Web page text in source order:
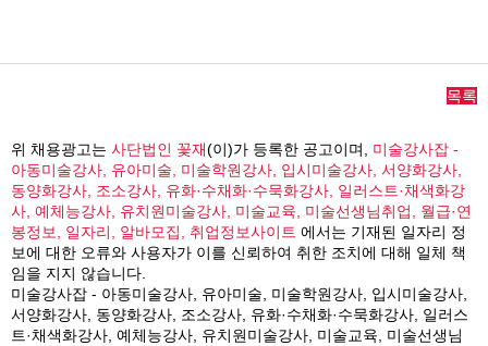
목록
위 채용광고는 사단법인 꽃재(이)가 등록한 공고이며, 미술강사잡 -
아동미술강사, 유아미술, 미술학원강사, 입시미술강사, 서양화강사,
동양화강사, 조소강사, 유화·수채화·수묵화강사, 일러스트·채색화강
사, 예체능강사, 유치원미술강사, 미술교육, 미술선생님취업, 월급·연
봉정보, 일자리, 알바모집, 취업정보사이트 에서는 기재된 일자리 정
보에 대한 오류와 사용자가 이를 신뢰하여 취한 조치에 대해 일체 책
임을 지지 않습니다.
미술강사잡 - 아동미술강사, 유아미술, 미술학원강사, 입시미술강사,
서양화강사, 동양화강사, 조소강사, 유화·수채화·수묵화강사, 일러스
트·채색화강사, 예체능강사, 유치원미술강사, 미술교육, 미술선생님